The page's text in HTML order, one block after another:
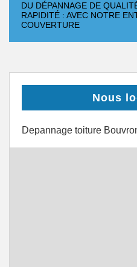
DU DÉPANNAGE DE
RAPIDITÉ : AVEC NOTRE
COUVERTURE
Nous
Depannage toiture